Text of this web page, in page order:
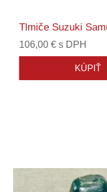
Tlmiče Suzuki
106,00 € s DPH